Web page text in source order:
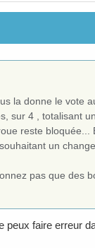
la donne le vote
sur 4 , totalisant
reste bloquée...
un
pas que des
peux faire erreur